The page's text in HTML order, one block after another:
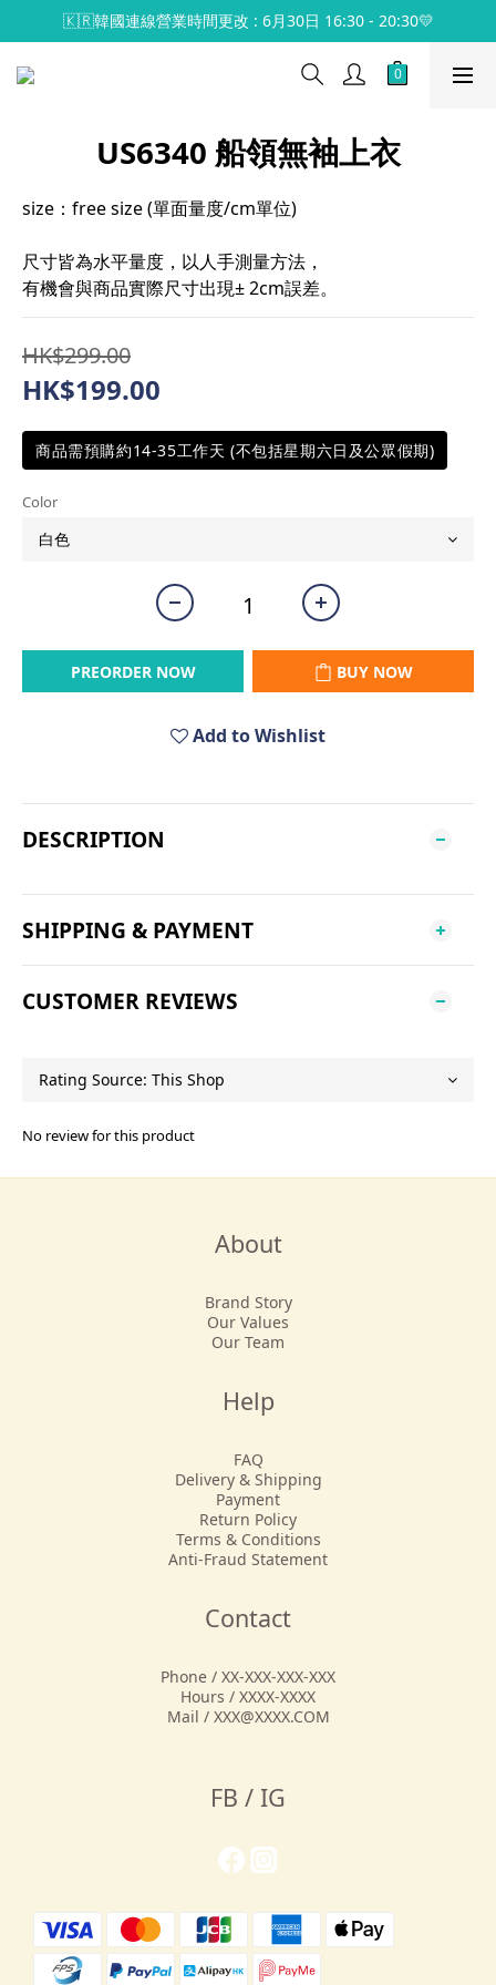
🇰🇷韓國連線營業時間更改 : 6月30日 16:30 - 20:30💛
US6340 船領無袖上衣
size：free size (單面量度/cm單位)
尺寸皆為水平量度，以人手測量方法，
有機會與商品實際尺寸出現± 2cm誤差。
HK$299.00
HK$199.00
商品需預購約14-35工作天 (不包括星期六日及公眾假期)
Color
PREORDER NOW BUY NOW
Add to Wishlist
DESCRIPTION
SHIPPING & PAYMENT
CUSTOMER REVIEWS
No review for this product
About
Brand Story
Our Values
Our Team
Help
FAQ
Delivery & Shipping
Payment
Return Policy
Terms & Conditions
Anti-Fraud Statement
Contact
Phone / XX-XXX-XXX-XXX
Hours / XXXX-XXXX
Mail / XXX@XXXX.COM
FB / IG